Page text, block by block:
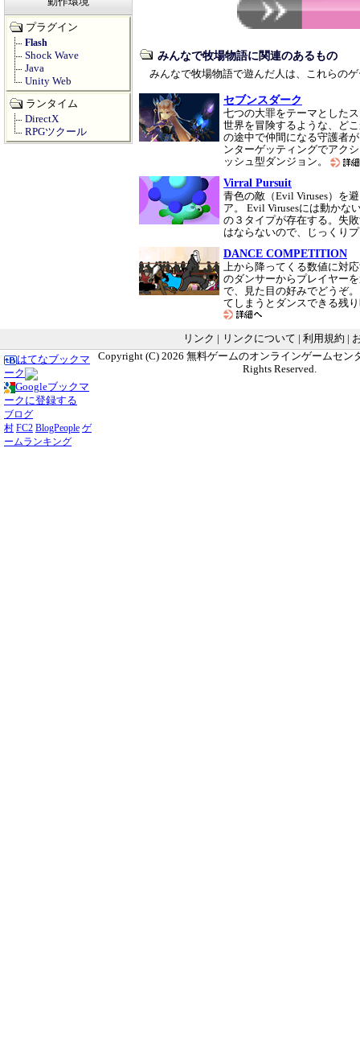
みんなで牧場物語に関連のあるもの
みんなで牧場物語で遊んだ人は、これらの
セブンスダーク
七つの大罪をテーマとした
世界を冒険するような、ど
の途中で仲間になる守護者
ンターゲッティングでアク
ッシュ型ダンジョン。
Virral Pursuit
青色の敵（Evil Viruses）を
ア。 Evil Virusesには動かな
の３タイプが存在する。失
はならないので、じっくり
DANCE COMPETITION
上から降ってくる数値に対
のダンサーからプレイヤー
で、見た目の好みでどうぞ
てしまうとダンスできる残
プラグイン
Flash
Shock Wave
Java
Unity Web
ランタイム
DirectX
RPGツクール
リンク リンクについて 利用規約
はてなブックマ
ーク
Googleブックマ
ークに登録する
ブログ
村 FC2 BlogPeople ゲ
ームランキング
Copyright (C) 2026 無料ゲームのオンラインゲームセン
Rights Reserved.